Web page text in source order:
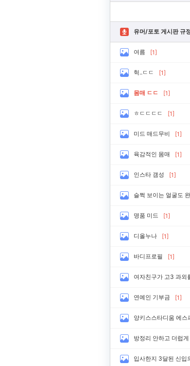
유머/포토 게시판 규
여름 [1]
헉..ㄷㄷ [1]
몸매 ㄷㄷ [1]
ㅎㄷㄷㄷㄷ [1]
미드 매드무비 [1]
육감적인 몸매 [1]
인스타 갬성 [1]
슬쩍 보이는 얼굴도
명품 미드 [1]
디올누나 [1]
바디프로필 [1]
여자친구가 고3 과외
연예인 기부금 [1]
양키스스타디움 에스
방정리 안하고 더럽
입사한지 3달된 신입